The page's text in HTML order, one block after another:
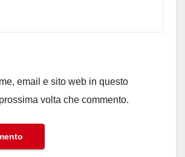
email e sito web in questo
volta che commento.